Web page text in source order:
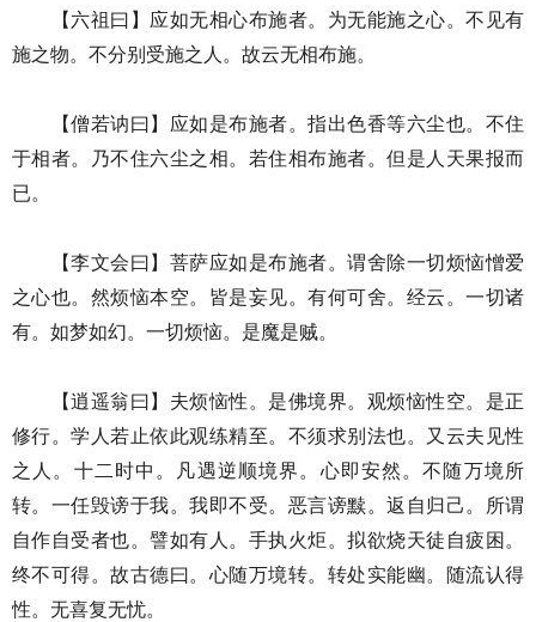
【六祖曰】应如无相心布施者。为无能施之心。不见有
施之物。不分别受施之人。故云无相布施。
【僧若讷曰】应如是布施者。指出色香等六尘也。不住
于相者。乃不住六尘之相。若住相布施者。但是人天果报而
已。
【李文会曰】菩萨应如是布施者。谓舍除一切烦恼憎爱
之心也。然烦恼本空。皆是妄见。有何可舍。经云。一切诸
有。如梦如幻。一切烦恼。是魔是贼。
【逍遥翁曰】夫烦恼性。是佛境界。观烦恼性空。是正
修行。学人若止依此观练精至。不须求别法也。又云夫见性
之人。十二时中。凡遇逆顺境界。心即安然。不随万境所
转。一任毁谤于我。我即不受。恶言谤黩。返自归己。所谓
自作自受者也。譬如有人。手执火炬。拟欲烧天徒自疲困。
终不可得。故古德曰。心随万境转。转处实能幽。随流认得
性。无喜复无忧。